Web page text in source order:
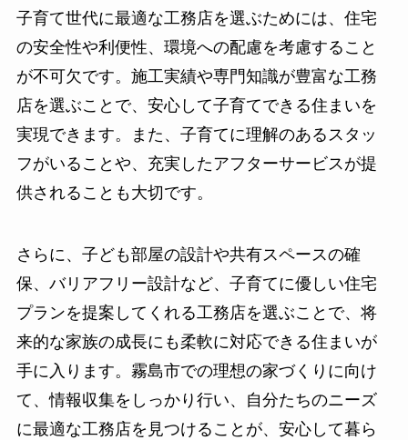
子育て世代に最適な工務店を選ぶためには、住宅
の安全性や利便性、環境への配慮を考慮すること
が不可欠です。施工実績や専門知識が豊富な工務
店を選ぶことで、安心して子育てできる住まいを
実現できます。また、子育てに理解のあるスタッ
フがいることや、充実したアフターサービスが提
供されることも大切です。
さらに、子ども部屋の設計や共有スペースの確
保、バリアフリー設計など、子育てに優しい住宅
プランを提案してくれる工務店を選ぶことで、将
来的な家族の成長にも柔軟に対応できる住まいが
手に入ります。霧島市での理想の家づくりに向け
て、情報収集をしっかり行い、自分たちのニーズ
に最適な工務店を見つけることが、安心して暮ら